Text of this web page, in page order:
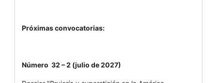
Próximas convocatorias:
Número 32 – 2 (julio de 2027)